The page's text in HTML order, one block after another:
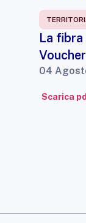
La
04
Scarica